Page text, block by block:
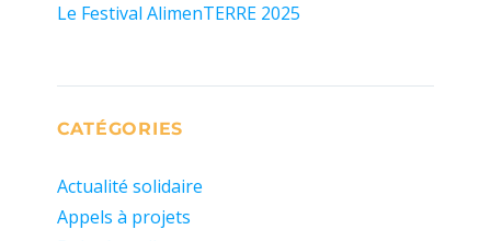
Le Festival AlimenTERRE 2025
CATÉGORIES
Actualité solidaire
Appels à projets